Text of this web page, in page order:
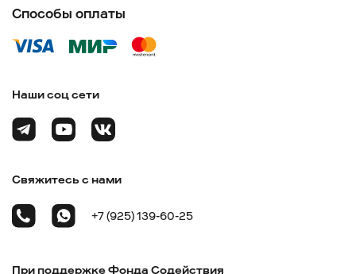
Способы оплаты
Наши соц сети
Свяжитесь с нами
+7 (925) 139-60-25
При поддержке Фонда Содействия